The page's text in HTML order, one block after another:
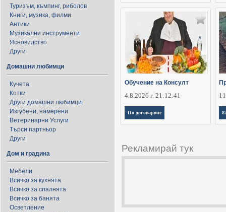
Туризъм, къмпинг, риболов
Книги, музика, филми
Антики
Музикални инструменти
Ясновидство
Други
Домашни любимци
Кучета
Котки
Други домашни любимци
Изгубени, намерени
Ветеринарни Услуги
Търси партньор
Други
Дом и градина
Мебели
Всичко за кухнята
Всичко за спалнята
Всичко за банята
Осветление
Обучение на Консулт
4.8.2026 г. 21:12:41
По договаряне
Рекламирай тук